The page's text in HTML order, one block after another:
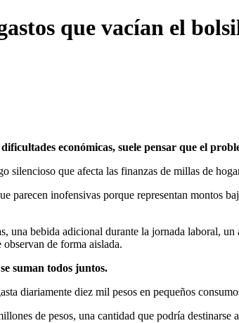
que vacían el
económicas, suele pensar que el
silencioso que afecta las finanzas de millas de
parecen inofensivas porque representan montos
una bebida adicional durante la jornada laboral,
de forma aislada.
suman todos juntos.
diariamente diez mil pesos en pequeños
de pesos, una cantidad que podría